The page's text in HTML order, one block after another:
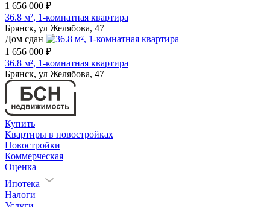
1 656 000 ₽
36.8 м², 1-комнатная квартира
Брянск, ул Желябова, 47
Дом сдан
1 656 000 ₽
36.8 м², 1-комнатная квартира
Брянск, ул Желябова, 47
Купить
Квартиры в новостройках
Новостройки
Коммерческая
Оценка
Ипотека
Налоги